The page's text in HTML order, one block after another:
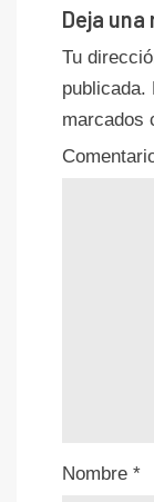
Deja
Tu
publicada.
marcados
Nombre *